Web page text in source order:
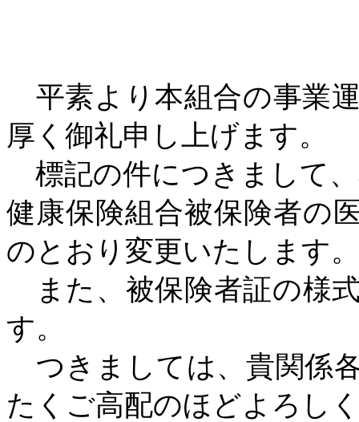
平素より本組合の事業
厚く御礼申し上げます。
標記の件につきまして
健康保険組合被保険者の
のとおり変更いたします。
また、被保険者証の様
す。
つきましては、貴関係
たくご高配のほどよろし